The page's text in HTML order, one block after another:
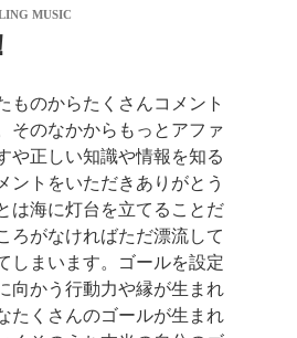
MUSIC
ものからたくさんコメント
そのなかからもっとアファ
や正しい知識や情報を知る
ントをいただきありがとう
は海に灯台を立てることだ
ろがなければただ漂流して
しまいます。ゴールを設定
向かう行動力や縁が生まれ
たくさんのゴールが生まれ